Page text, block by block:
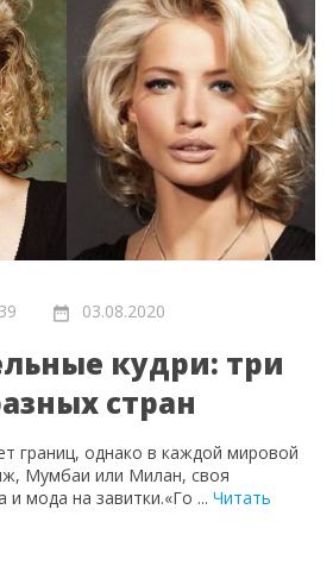
03.08.2020
кудри: три
стран
границ, однако в каждой мировой
Мумбаи или Милан, своя
и мода на завитки.«Го ... Читать